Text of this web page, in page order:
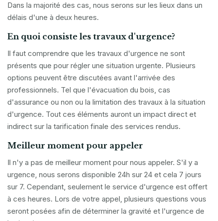
Dans la majorité des cas, nous serons sur les lieux dans un
délais d'une à deux heures.
En quoi consiste les travaux d'urgence?
Il faut comprendre que les travaux d'urgence ne sont
présents que pour régler une situation urgente. Plusieurs
options peuvent être discutées avant l'arrivée des
professionnels. Tel que l'évacuation du bois, cas
d'assurance ou non ou la limitation des travaux à la situation
d'urgence. Tout ces éléments auront un impact direct et
indirect sur la tarification finale des services rendus.
Meilleur moment pour appeler
Il n'y a pas de meilleur moment pour nous appeler. S'il y a
urgence, nous serons disponible 24h sur 24 et cela 7 jours
sur 7. Cependant, seulement le service d'urgence est offert
à ces heures. Lors de votre appel, plusieurs questions vous
seront posées afin de déterminer la gravité et l'urgence de